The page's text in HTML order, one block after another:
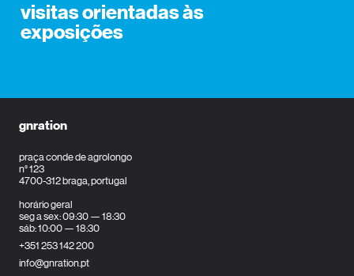
visitas orientadas às
exposições
gnration
praça conde de agrolongo
n° 123
4700-312 braga, portugal
horário geral
seg a sex: 09:30 — 18:30
sáb: 10:00 — 18:30
+351 253 142 200
info@gnration.pt